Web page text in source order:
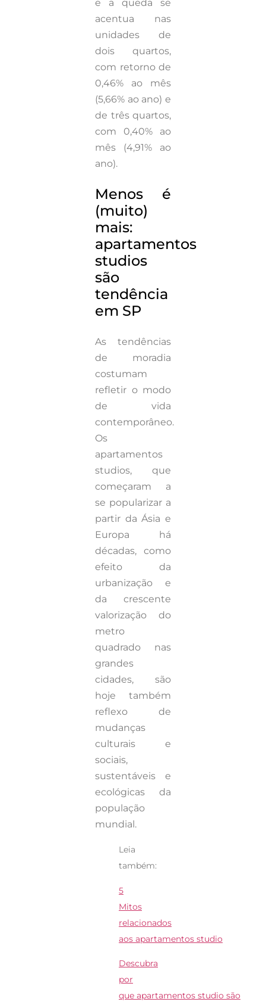
e a queda se
acentua nas
unidades de
dois quartos,
com retorno de
0,46% ao mês
(5,66% ao ano) e
de três quartos,
com 0,40% ao
mês (4,91% ao
ano).
Menos é
(muito)
mais:
apartamentos
studios
são
tendência
em SP
As tendências
de moradia
costumam
refletir o modo
de vida
contemporâneo.
Os
apartamentos
studios, que
começaram a
se popularizar a
partir da Ásia e
Europa há
décadas, como
efeito da
urbanização e
da crescente
valorização do
metro
quadrado nas
grandes
cidades, são
hoje também
reflexo de
mudanças
culturais e
sociais,
sustentáveis e
ecológicas da
população
mundial.
Leia
também:
5
Mitos
relacionados
aos apartamentos studio
Descubra
por
que apartamentos studio são